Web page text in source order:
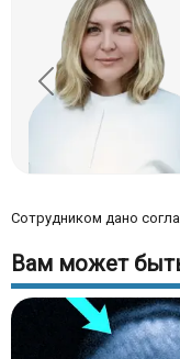
Сотрудником дано
Вам может